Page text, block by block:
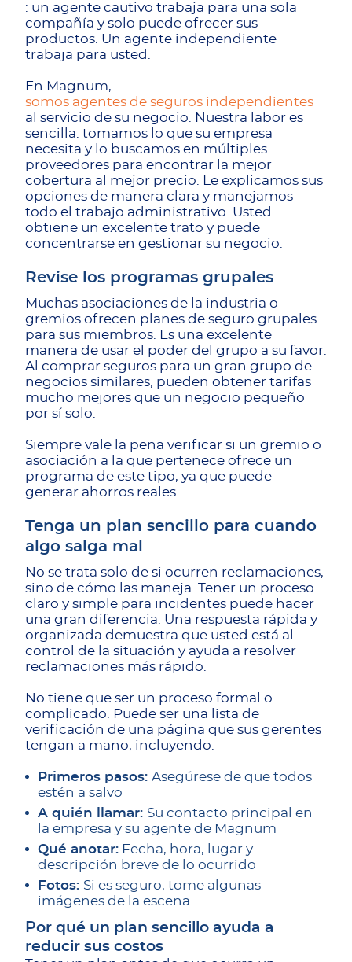
: un agente cautivo trabaja para una sola
compañía y solo puede ofrecer sus
productos. Un agente independiente
trabaja para usted.
En Magnum,
somos agentes de seguros independientes
al servicio de su negocio. Nuestra labor es
sencilla: tomamos lo que su empresa
necesita y lo buscamos en múltiples
proveedores para encontrar la mejor
cobertura al mejor precio. Le explicamos sus
opciones de manera clara y manejamos
todo el trabajo administrativo. Usted
obtiene un excelente trato y puede
concentrarse en gestionar su negocio.
Revise los programas grupales
Muchas asociaciones de la industria o
gremios ofrecen planes de seguro grupales
para sus miembros. Es una excelente
manera de usar el poder del grupo a su favor.
Al comprar seguros para un gran grupo de
negocios similares, pueden obtener tarifas
mucho mejores que un negocio pequeño
por sí solo.
Siempre vale la pena verificar si un gremio o
asociación a la que pertenece ofrece un
programa de este tipo, ya que puede
generar ahorros reales.
Tenga un plan sencillo para cuando
algo salga mal
No se trata solo de si ocurren reclamaciones,
sino de cómo las maneja. Tener un proceso
claro y simple para incidentes puede hacer
una gran diferencia. Una respuesta rápida y
organizada demuestra que usted está al
control de la situación y ayuda a resolver
reclamaciones más rápido.
No tiene que ser un proceso formal o
complicado. Puede ser una lista de
verificación de una página que sus gerentes
tengan a mano, incluyendo:
Primeros pasos: Asegúrese de que todos
estén a salvo
A quién llamar: Su contacto principal en
la empresa y su agente de Magnum
Qué anotar: Fecha, hora, lugar y
descripción breve de lo ocurrido
Fotos: Si es seguro, tome algunas
imágenes de la escena
Por qué un plan sencillo ayuda a
reducir sus costos